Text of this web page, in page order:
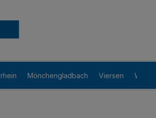
Mönchengladbach Viersen Willich